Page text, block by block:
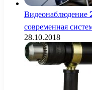
Видеонаблюдение
современная
28.10.2018